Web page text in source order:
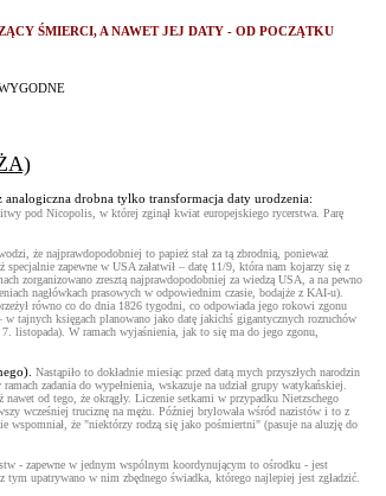
ŚMIERCI, A NAWET JEJ DATY - OD POCZĄTKU
analogiczna drobna tylko transformacja daty urodzenia:
pod Nicopolis, w której zginął kwiat europejskiego rycerstwa. Parę
że najprawdopodobniej to papież stał za tą zbrodnią, ponieważ
zapewne w USA załatwił – datę 11/9, która nam kojarzy się z
zorganizowano zresztą najprawdopodobniej za wiedzą USA, a na pewno
nagłówkach prasowych w odpowiednim czasie, bodajże z KAI-u).
równo co do dnia 1826 tygodni, co odpowiada jego rokowi zgonu
tajnych księgach planowano jako datę jakichś gigantycznych rozruchów
listopada). W ramach wyjaśnienia, jak to się ma do jego zgonu,
Nastąpiło to dokładnie miesiąc przed datą mych przyszłych narodzin
zadania do wypełnienia, wskazuje na udział grupy watykańskiej.
od tego, że okrągły. Liczenie setkami w przypadku Nietzschego
wcześniej truciznę na mężu. Później brylowała wśród nazistów i to z
wspomniał, że "niektórzy rodzą się jako pośmiertni" (pasuje na aluzję do
- zapewne w jednym wspólnym koordynującym to ośrodku - jest
upatrywano w nim zbędnego świadka, którego najlepiej jest zgładzić.